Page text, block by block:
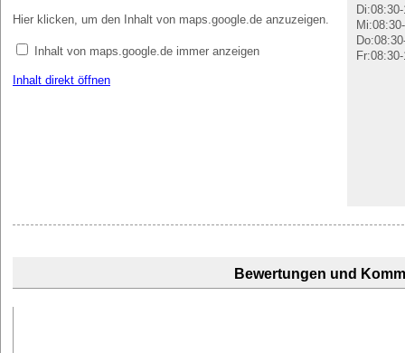
Hier klicken, um den Inhalt von maps.google.de anzuzeigen.
Inhalt von maps.google.de immer anzeigen
Inhalt direkt öffnen
Bewertungen und